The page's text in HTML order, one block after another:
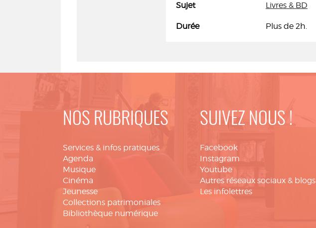
Sujet Livres & BD
Durée Plus de 2h.
NOS RUBRIQUES
Services & infos pratiques
Agenda
Musique
Cinéma
Jeunesse
Collections patrimoniales
Bibliothèque numérique
SUIVEZ NOUS !
Facebook
Instagram
Youtube
Autres réseaux sociaux & blogs
Les infolettres